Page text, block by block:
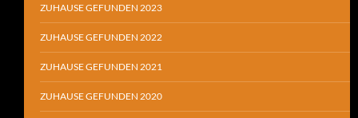
ZUHAUSE GEFUNDEN 2023
ZUHAUSE GEFUNDEN 2022
ZUHAUSE GEFUNDEN 2021
ZUHAUSE GEFUNDEN 2020